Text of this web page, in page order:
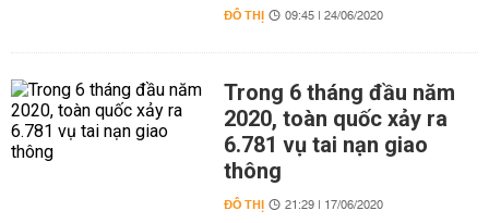
ĐÔ THỊ 09:45 | 24/06/2020
Trong 6 tháng đầu năm
2020, toàn quốc xảy ra
6.781 vụ tai nạn giao
thông
ĐÔ THỊ 21:29 | 17/06/2020